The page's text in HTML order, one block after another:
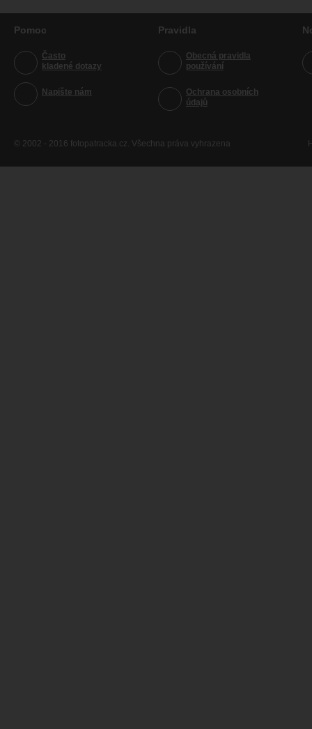
Pomoc
Často
kladené dotazy
Napište nám
Pravidla
Obecná pravidla
používání
Ochrana osobních
údajů
© 2002 - 2016 fotopatracka.cz. Všechna práva vyhrazena